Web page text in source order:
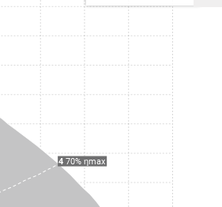
470% ηmax